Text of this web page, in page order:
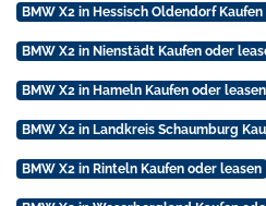
BMW X2 in Hessisch Oldendorf
BMW X2 in Nienstädt Kaufen oder
BMW X2 in Hameln Kaufen oder leasen
BMW X2 in Landkreis Schaumburg
BMW X2 in Rinteln Kaufen oder leasen